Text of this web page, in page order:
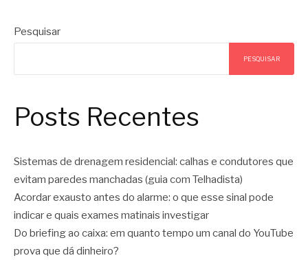
Pesquisar
PESQUISAR
Posts Recentes
Sistemas de drenagem residencial: calhas e condutores que
evitam paredes manchadas (guia com Telhadista)
Acordar exausto antes do alarme: o que esse sinal pode
indicar e quais exames matinais investigar
Do briefing ao caixa: em quanto tempo um canal do YouTube
prova que dá dinheiro?